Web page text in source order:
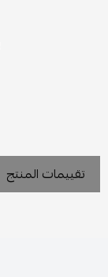
تقييمات المنتج